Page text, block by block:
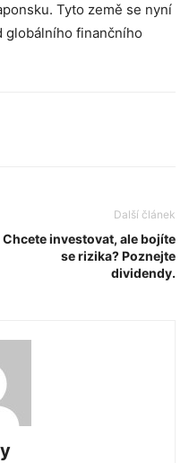
Tyto země se nyní
globálního finančního
Další článek
Chcete investovat, ale bojíte
se rizika? Poznejte
dividendy.